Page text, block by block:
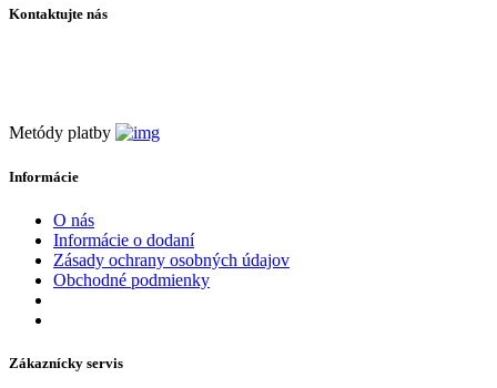
Kontaktujte nás
Metódy platby
Informácie
O nás
Informácie o dodaní
Zásady ochrany osobných údajov
Obchodné podmienky
Zákaznícky servis